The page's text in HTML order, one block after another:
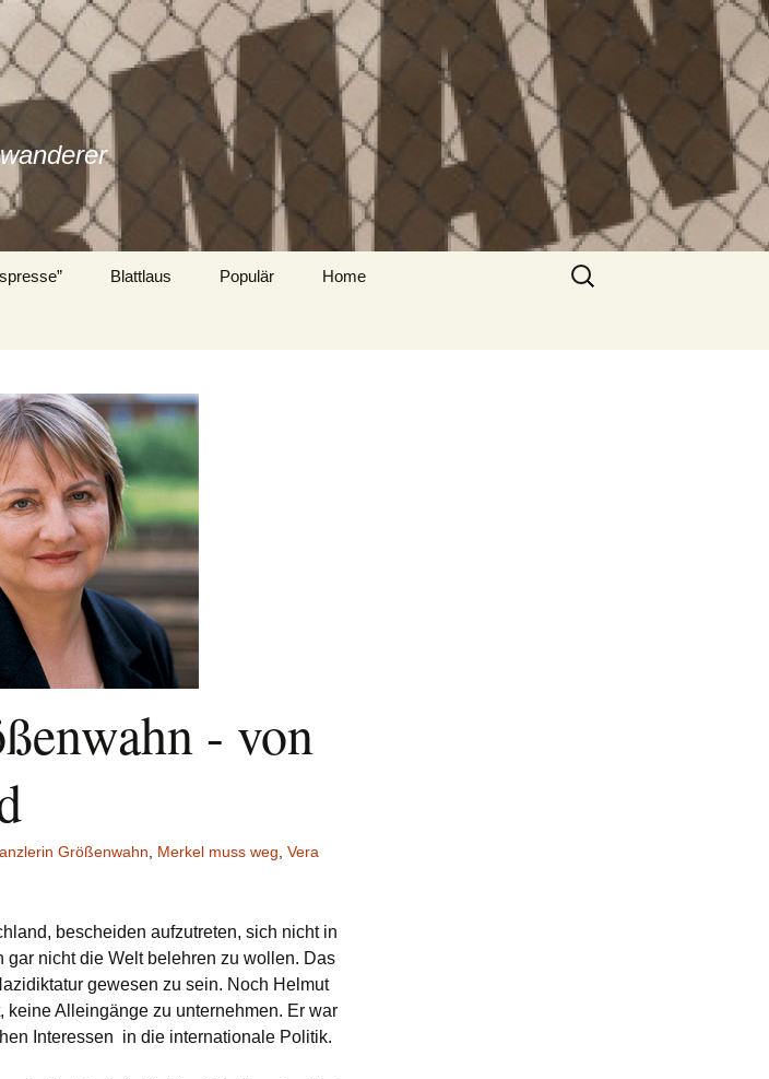
Blattlaus Populär Home
Suche
nach:
- von
Größenwahn Merkel muss weg Vera
bescheiden aufzutreten, sich nicht in
nicht die Welt belehren zu wollen. Das
gewesen zu sein. Noch Helmut
keine Alleingänge zu unternehmen. Er war
Interessen in die internationale Politik.